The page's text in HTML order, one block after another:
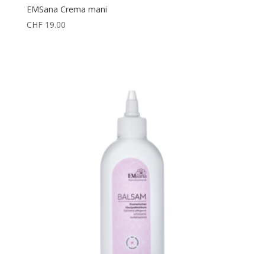
EMSana Crema mani
CHF19.00